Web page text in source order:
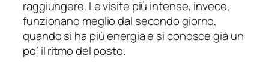
raggiungere. Le visite più intense, invece,
funzionano meglio dal secondo giorno,
quando si ha più energia e si conosce già un
po’ il ritmo del posto.